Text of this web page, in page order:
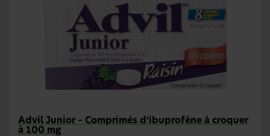
Advil Junior – Comprimés d’ibuprofène à croquer
à 100 mg